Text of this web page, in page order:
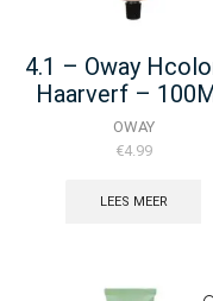
4.1 – Oway
Haarverf –
OWAY
€4.99
LEES MEER